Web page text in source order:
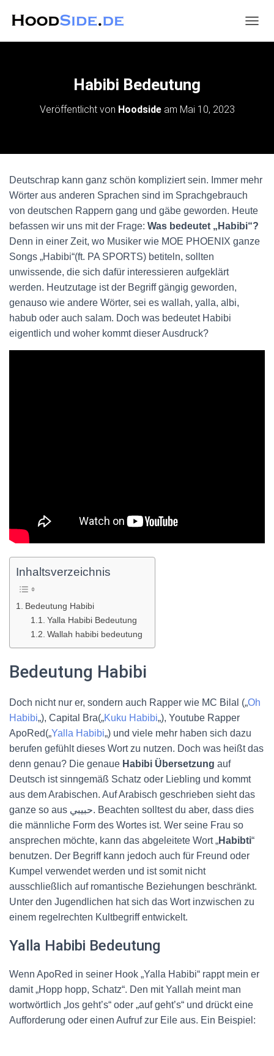
A
C
L
T
E
Habibi Bedeutung
Veröffentlicht von Hoodsideam Mai 10, 2023
Deutschrap kann ganz schön kompliziert sein. Immer mehr
Wörter aus anderen Sprachen sind im Sprachgebrauch
von deutschen Rappern gang und gäbe geworden. Heute
befassen wir uns mit der Frage: Was bedeutet „Habibi“?
Denn in einer Zeit, wo Musiker wie MOE PHOENIX ganze
Songs „Habibi“(ft. PA SPORTS) betiteln, sollten
unwissende, die sich dafür interessieren aufgeklärt
werden. Heutzutage ist der Begriff gängig geworden,
genauso wie andere Wörter, sei es wallah, yalla, albi,
habub oder auch salam. Doch was bedeutet Habibi
eigentlich und woher kommt dieser Ausdruck?
Inhaltsverzeichnis
Bedeutung Habibi
Yalla Habibi Bedeutung
Wallah habibi bedeutung
Bedeutung Habibi
Doch nicht nur er, sondern auch Rapper wie MC Bilal („Oh
Habibi„), Capital Bra(„Kuku Habibi„), Youtube Rapper
ApoRed(„Yalla Habibi„) und viele mehr haben sich dazu
berufen gefühlt dieses Wort zu nutzen. Doch was heißt das
denn genau? Die genaue Habibi Übersetzung auf
Deutsch ist sinngemäß Schatz oder Liebling und kommt
aus dem Arabischen. Auf Arabisch geschrieben sieht das
ganze so aus حبيبي. Beachten solltest du aber, dass dies
die männliche Form des Wortes ist. Wer seine Frau so
ansprechen möchte, kann das abgeleitete Wort „Habibti“
benutzen. Der Begriff kann jedoch auch für Freund oder
Kumpel verwendet werden und ist somit nicht
ausschließlich auf romantische Beziehungen beschränkt.
Unter den Jugendlichen hat sich das Wort inzwischen zu
einem regelrechten Kultbegriff entwickelt.
Yalla Habibi Bedeutung
Wenn ApoRed in seiner Hook „Yalla Habibi“ rappt mein er
damit „Hopp hopp, Schatz“. Den mit Yallah meint man
wortwörtlich „los geht’s“ oder „auf geht’s“ und drückt eine
Aufforderung oder einen Aufruf zur Eile aus. Ein Beispiel: